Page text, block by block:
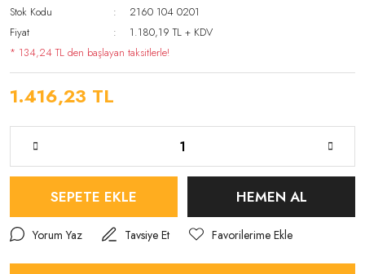
Stok Kodu
2160 104 0201
Fiyat
1.180,19 TL + KDV
* 134,24 TL den başlayan taksitlerle!
1.416,23 TL
SEPETE EKLE HEMEN AL
Yorum Yaz Tavsiye Et